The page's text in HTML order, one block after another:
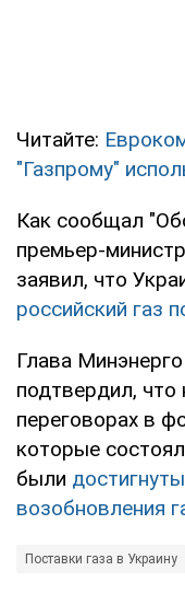
Читайте:
"Газпрому"
Как сообщал
премьер-
заявил, что
российский газ
Глава
подтвердил, что
переговорах в
которые
были
возобновления
Поставки газа в Украину